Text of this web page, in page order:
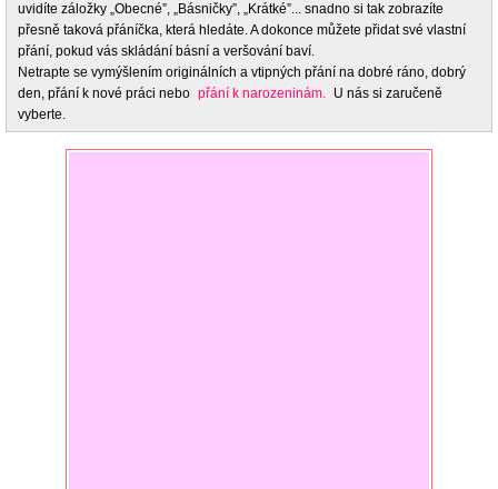
uvidíte záložky „Obecné”, „Básničky”, „Krátké”... snadno si tak zobrazíte
přesně taková přáníčka, která hledáte. A dokonce můžete přidat své vlastní
přání, pokud vás skládání básní a veršování baví.
Netrapte se vymýšlením originálních a vtipných přání na dobré ráno, dobrý
den, přání k nové práci nebo přání k narozeninám. U nás si zaručeně
vyberte.